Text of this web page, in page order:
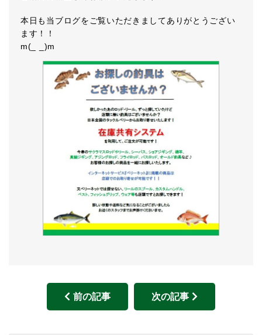
本日も当ブログをご覧いただきましてありがとうござい
ます！！
m(_ _)m
前の記事 次の記事